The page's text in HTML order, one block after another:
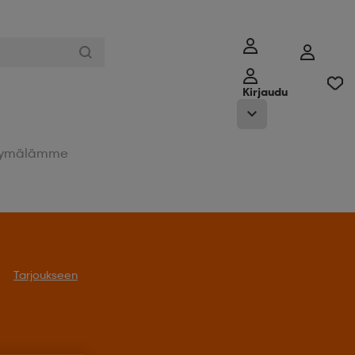
Kirjaudu
Tarjoukseen